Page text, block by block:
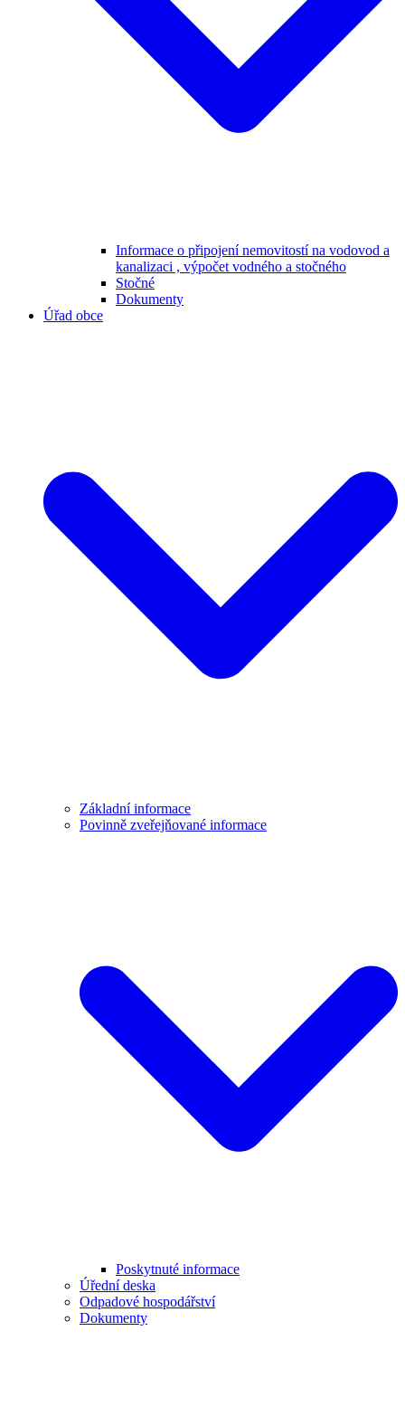
Informace o připojení nemovitostí na vodovod a
kanalizaci , výpočet vodného a stočného
Stočné
Dokumenty
Úřad obce
Základní informace
Povinně zveřejňované informace
Poskytnuté informace
Úřední deska
Odpadové hospodářství
Dokumenty